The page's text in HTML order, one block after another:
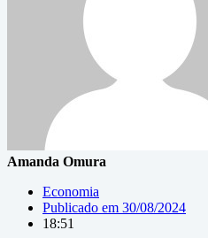
Amanda Omura
Economia
Publicado em 30/08/2024
18:51